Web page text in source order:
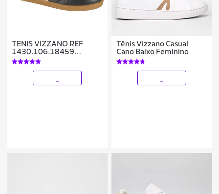
TENIS VIZZANO REF
1430.106.18459
FEMININO
Tênis Vizzano Casual
Cano Baixo Feminino